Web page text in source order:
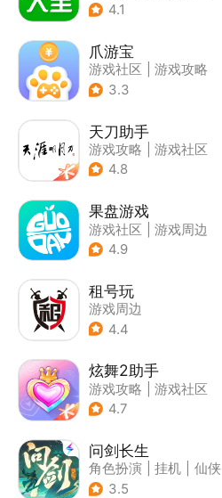
4.1
爪游宝
游戏社区
游戏攻略
3.3
天刀助手
游戏攻略
游戏社区
4.8
果盘游戏
游戏社区
游戏周边
4.9
租号玩
游戏周边
4.4
炫舞2助手
游戏攻略
游戏社区
4.7
问剑长生
角色扮演 挂机
仙侠
| 剧情
3.5